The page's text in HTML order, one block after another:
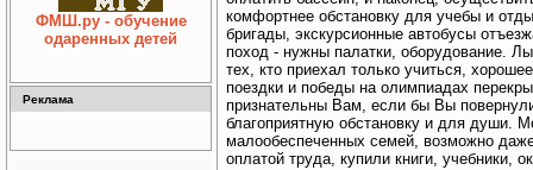
ФМШ.ру - обучение
одаренных детей
Реклама
комфортнее обстановку для учебы и
бригады, экскурсионные автобусы
поход - нужны палатки, оборудование.
тех, кто приехал только учиться,
поездки и победы на олимпиадах
признательны Вам, если бы Вы
благоприятную обстановку и для души.
малообеспеченных семей, возможно
оплатой труда, купили книги, учебники,